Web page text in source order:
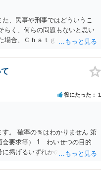
、民事や刑事ではどういうこ
らく、何らの問題もないと思い
場合、Ｃｈａｔｇｐｔがｏｐｅ
名を特定していない限り、一
れる可能性が生じるにすぎま
に当たるとは思えませんし、名
中傷の不特定多数への公開に
誰がその内容をｃｈａｔｇｐｔ
ないので、個人や会社の特定
定して書き込んだとして
われることはないでしょう。
役にたった 1
。 確率の％はわかりません 第
会要求等） 1 わいせつの目的
掲げるいずれかの行為をした
れた者に限る。）は、一年以